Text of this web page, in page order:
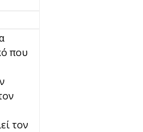
που
τον